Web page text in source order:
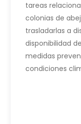
tareas
colonias de
trasladarlas a
disponibilidad
medidas
condiciones